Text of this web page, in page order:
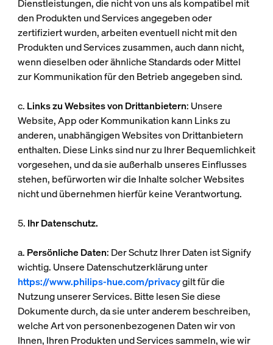
Dienstleistungen, die nicht von uns als kompatibel mit
den Produkten und Services angegeben oder
zertifiziert wurden, arbeiten eventuell nicht mit den
Produkten und Services zusammen, auch dann nicht,
wenn dieselben oder ähnliche Standards oder Mittel
zur Kommunikation für den Betrieb angegeben sind.
c. Links zu Websites von Drittanbietern: Unsere
Website, App oder Kommunikation kann Links zu
anderen, unabhängigen Websites von Drittanbietern
enthalten. Diese Links sind nur zu Ihrer Bequemlichkeit
vorgesehen, und da sie außerhalb unseres Einflusses
stehen, befürworten wir die Inhalte solcher Websites
nicht und übernehmen hierfür keine Verantwortung.
5. Ihr Datenschutz.
a. Persönliche Daten: Der Schutz Ihrer Daten ist Signify
wichtig. Unsere Datenschutzerklärung unter
https://www.philips-hue.com/privacygilt für die
Nutzung unserer Services. Bitte lesen Sie diese
Dokumente durch, da sie unter anderem beschreiben,
welche Art von personenbezogenen Daten wir von
Ihnen, Ihren Produkten und Services sammeln, wie wir